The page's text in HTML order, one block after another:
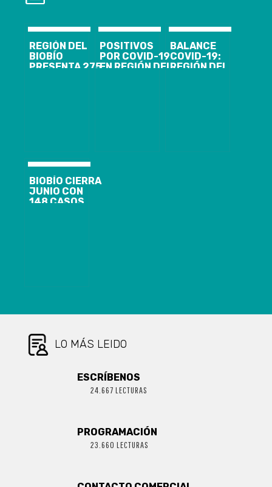
REGIÓN DEL
BIOBÍO
PRESENTA 275
POSITIVOS
POR COVID-19
EN REGIÓN DEL
BALANCE
COVID-19:
REGIÓN DEL
BIOBÍO CIERRA
JUNIO CON
148 CASOS
LO MÁS LEIDO
ESCRÍBENOS
24.667 LECTURAS
PROGRAMACIÓN
23.660 LECTURAS